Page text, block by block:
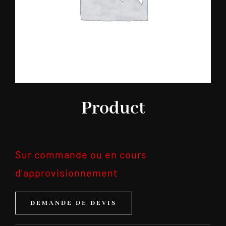
Product
Sur commande ou en cours
d'approvisionnement
DEMANDE DE DEVIS